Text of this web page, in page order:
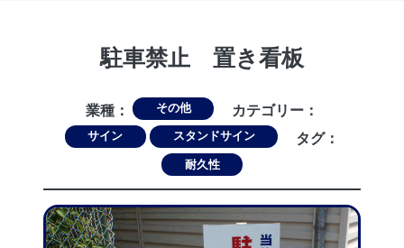
駐車禁止 置き看板
業種： その他 カテゴリー：
サイン スタンドサイン タグ：
耐久性